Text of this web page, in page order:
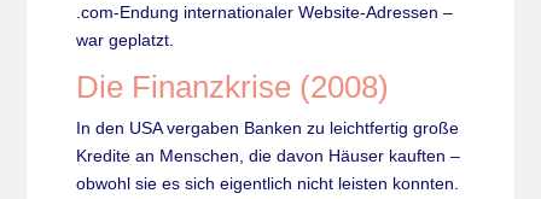
.com-Endung internationaler Website-Adressen –
war geplatzt.
Die Finanzkrise (2008)
In den USA vergaben Banken zu leichtfertig große
Kredite an Menschen, die davon Häuser kauften –
obwohl sie es sich eigentlich nicht leisten konnten.